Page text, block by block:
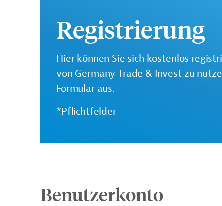
Registrierung
Hier können Sie sich kostenlos
von Germany Trade & Invest zu
Formular aus.
*Pflichtfelder
Benutzerkonto